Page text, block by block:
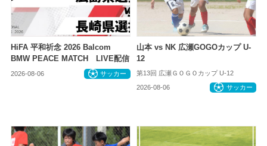
HiFA 平和祈念 2026 Balcom
BMW PEACE MATCH LIVE配信
2026-08-06 サッカー
山本 vs NK 広瀬GOGOカップ U-
12
第13回 広瀬ＧＯＧＯカップ U-12
2026-08-06 サッカー